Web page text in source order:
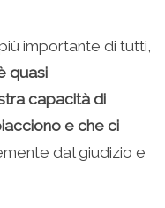
importante di tutti,
quasi
capacità di
e che ci
dal giudizio e